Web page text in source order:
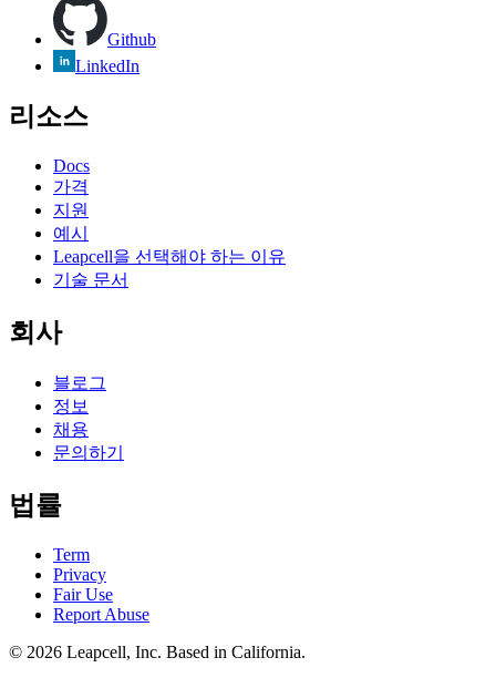
Github
LinkedIn
리소스
Docs
가격
지원
예시
Leapcell을 선택해야 하는 이유
기술 문서
회사
블로그
정보
채용
문의하기
법률
Term
Privacy
Fair Use
Report Abuse
© 2026 Leapcell, Inc. Based in California.